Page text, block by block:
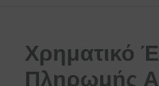
Χρηματικό
Πληρωμής